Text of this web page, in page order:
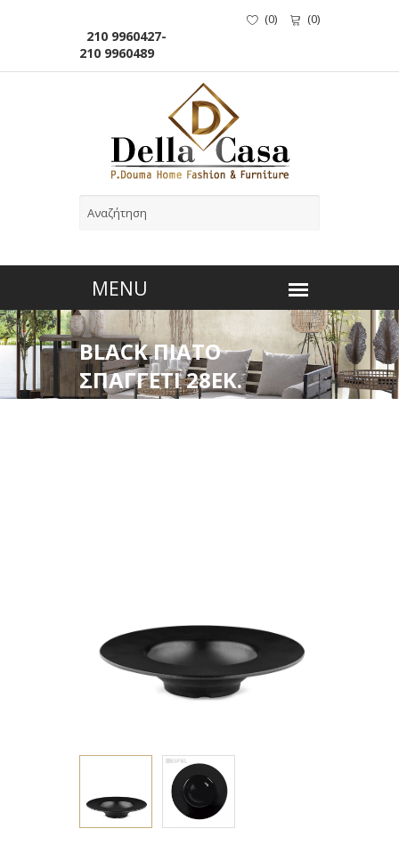
210 9960427-
210 9960489
(0) (0)
BLACK ΠΙΑΤΟ
ΣΠΑΓΓΕΤΙ 28ΕΚ.
GRAVITY MATT